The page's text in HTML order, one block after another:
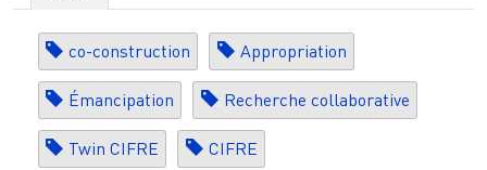
co-construction Appropriation
Émancipation Recherche collaborative
Twin CIFRE CIFRE